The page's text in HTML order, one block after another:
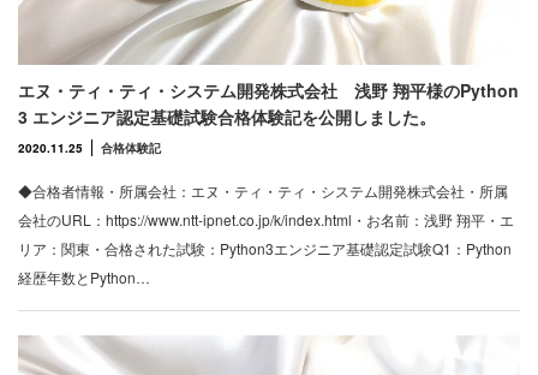
エヌ・ティ・ティ・システム開発株式会社 浅野 翔平様のPython
3 エンジニア認定基礎試験合格体験記を公開しました。
2020.11.25 合格体験記
◆合格者情報・所属会社：エヌ・ティ・ティ・システム開発株式会社・所属
会社のURL：https://www.ntt-ipnet.co.jp/k/index.html・お名前：浅野 翔平・エ
リア：関東・合格された試験：Python3エンジニア基礎認定試験Q1：Python
経歴年数とPython…